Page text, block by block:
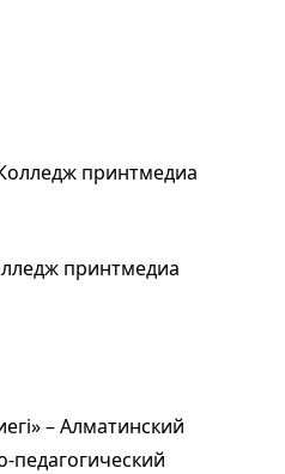
принтмедиа
принтмедиа
– Алматинский
педагогический